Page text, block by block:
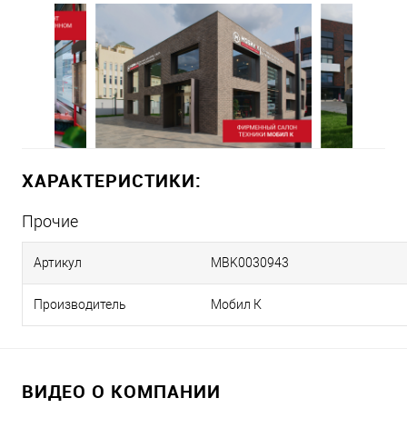
ХАРАКТЕРИСТИКИ:
Прочие
Артикул MBK0030943
Производитель Мобил К
ВИДЕО О КОМПАНИИ